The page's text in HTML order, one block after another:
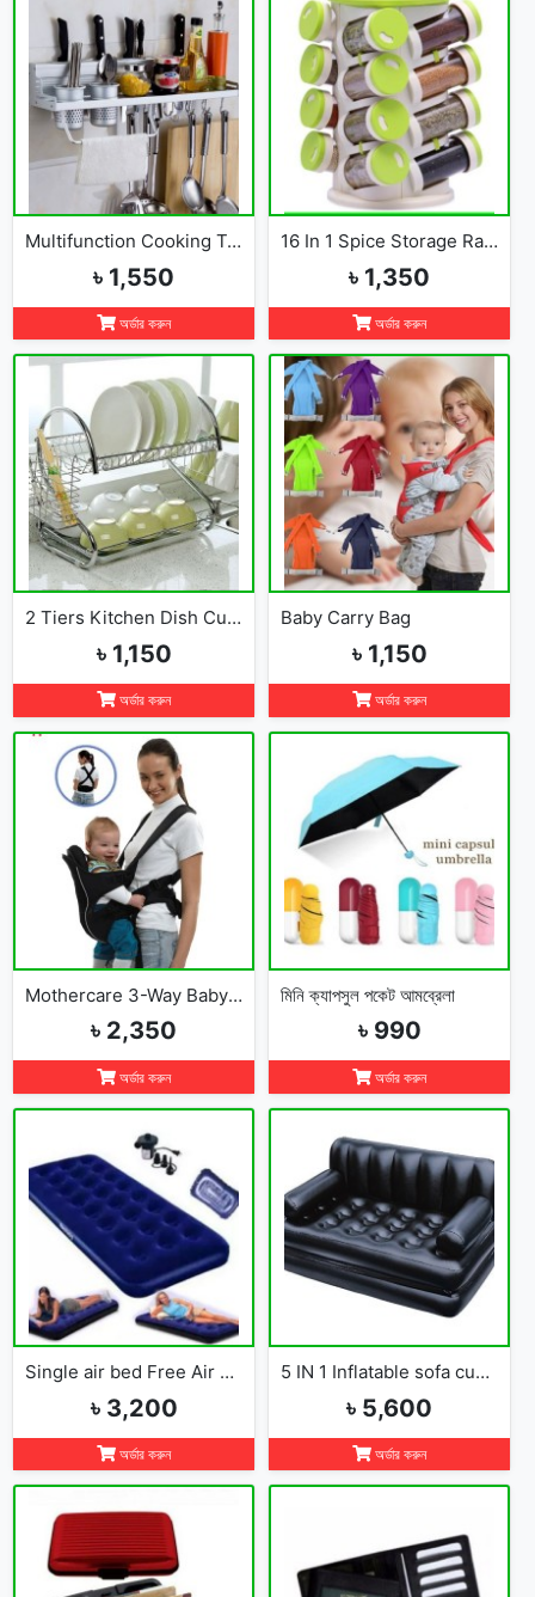
Multifunction Cooking Tools Storage Rack Holder Kitchen Organizer
৳ 1,550
অর্ডার করুন
16 In 1 Spice Storage Rack
৳ 1,350
অর্ডার করুন
2 Tiers Kitchen Dish Cup Drying Rack-2019
৳ 1,150
অর্ডার করুন
Baby Carry Bag
৳ 1,150
অর্ডার করুন
Mothercare 3-Way Baby Carrier
৳ 2,350
অর্ডার করুন
মিনি ক্যাপসুল পকেট আমব্রেলা
৳ 990
অর্ডার করুন
Single air bed Free Air Pumper
৳ 3,200
অর্ডার করুন
5 IN 1 Inflatable sofa cum bed
৳ 5,600
অর্ডার করুন